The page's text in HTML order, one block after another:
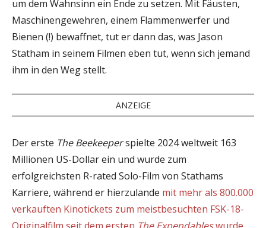
um dem Wahnsinn ein Ende zu setzen. Mit Fäusten,
Maschinengewehren, einem Flammenwerfer und
Bienen (!) bewaffnet, tut er dann das, was Jason
Statham in seinem Filmen eben tut, wenn sich jemand
ihm in den Weg stellt.
ANZEIGE
Der erste The Beekeeperspielte 2024 weltweit 163
Millionen US-Dollar ein und wurde zum
erfolgreichsten R-rated Solo-Film von Stathams
Karriere, während er hierzulande mit mehr als 800.000
verkauften Kinotickets zum meistbesuchten FSK-18-
Originalfilm seit dem ersten The Expendableswurde.